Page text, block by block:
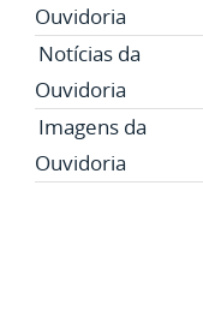
Ouvidoria
Notícias da
Ouvidoria
Imagens da
Ouvidoria